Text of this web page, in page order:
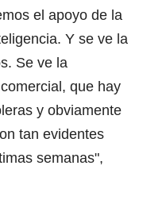
el apoyo de la
Y se ve la
Se ve la
que hay
y obviamente
tan evidentes
semanas",